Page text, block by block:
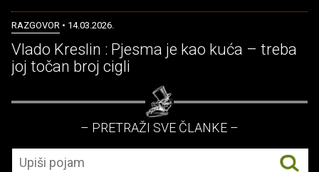
RAZGOVOR • 14.03.2026.
Vlado Kreslin : Pjesma je kao kuća – treba
joj točan broj cigli
– PRETRAŽI SVE ČLANKE –